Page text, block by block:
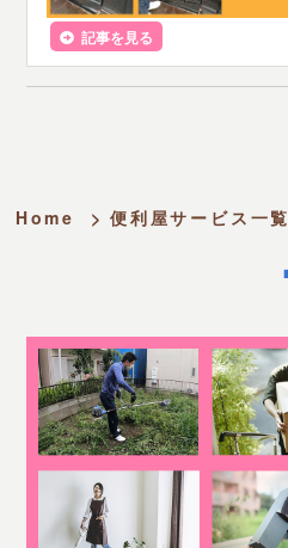
記事を見る
Home > 便利屋サービス一覧